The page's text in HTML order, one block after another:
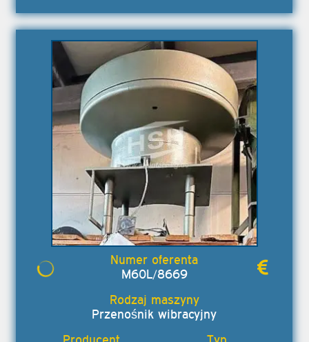
M60L/8669
Przenośnik wibracyjny